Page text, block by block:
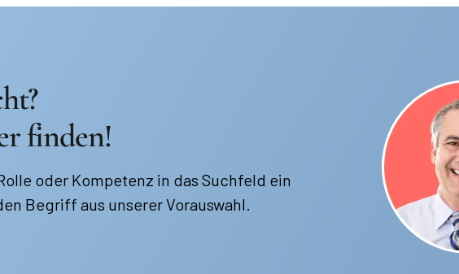
finden!
oder Kompetenz in das Suchfeld ein
Begriff aus unserer Vorauswahl.